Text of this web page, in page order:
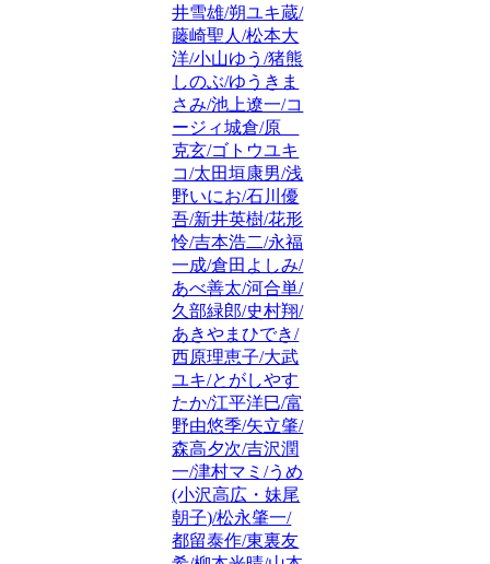
井雪雄/朔ユキ蔵/
藤崎聖人/松本大
洋/小山ゆう/猪熊
しのぶ/ゆうきま
さみ/池上遼一/コ
ージィ城倉/原
克玄/ゴトウユキ
コ/太田垣康男/浅
野いにお/石川優
吾/新井英樹/花形
怜/吉本浩二/永福
一成/倉田よしみ/
あべ善太/河合単/
久部緑郎/史村翔/
あきやまひでき/
西原理恵子/大武
ユキ/とがしやす
たか/江平洋巳/富
野由悠季/矢立肇/
森高夕次/吉沢潤
一/津村マミ/うめ
(小沢高広・妹尾
朝子)/松永肇一/
都留泰作/東裏友